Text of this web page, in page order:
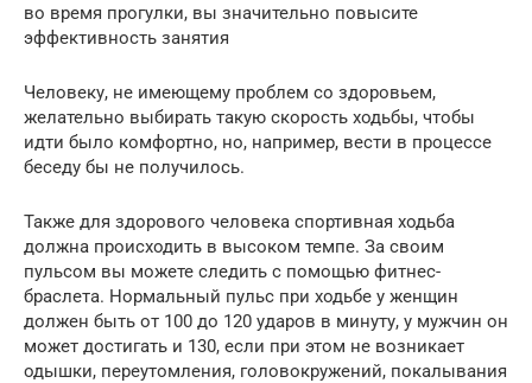
во время прогулки, вы значительно повысите
эффективность занятия
Человеку, не имеющему проблем со здоровьем,
желательно выбирать такую скорость ходьбы, чтобы
идти было комфортно, но, например, вести в процессе
беседу бы не получилось.
Также для здорового человека спортивная ходьба
должна происходить в высоком темпе. За своим
пульсом вы можете следить с помощью фитнес-
браслета. Нормальный пульс при ходьбе у женщин
должен быть от 100 до 120 ударов в минуту, у мужчин он
может достигать и 130, если при этом не возникает
одышки, переутомления, головокружений, покалывания